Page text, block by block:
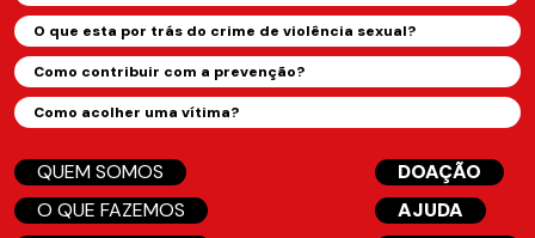
O que esta por trás do crime de violência sexual?
Como contribuir com a prevenção?
Como acolher uma vítima?
QUEM SOMOS
O QUE FAZEMOS
DOAÇÃO
AJUDA